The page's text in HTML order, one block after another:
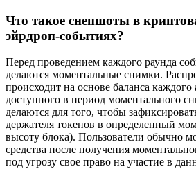
Что такое снепшоты в
эйрдроп-событиях?
Перед проведением каждого раунда
делаются моментальные снимки.
происходит на основе баланса каждого
доступного в период моментального
делаются для того, чтобы
держателя токенов в определенный
высоту блока). Пользователи обычно
средства после получения
под угрозу свое право на участие в